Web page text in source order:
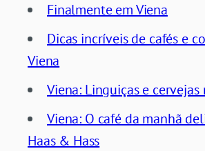
Finalmente em Viena
Dicas incríveis de cafés e
Viena
Viena: Linguiças e
Viena: O café da manhã
Haas & Hass